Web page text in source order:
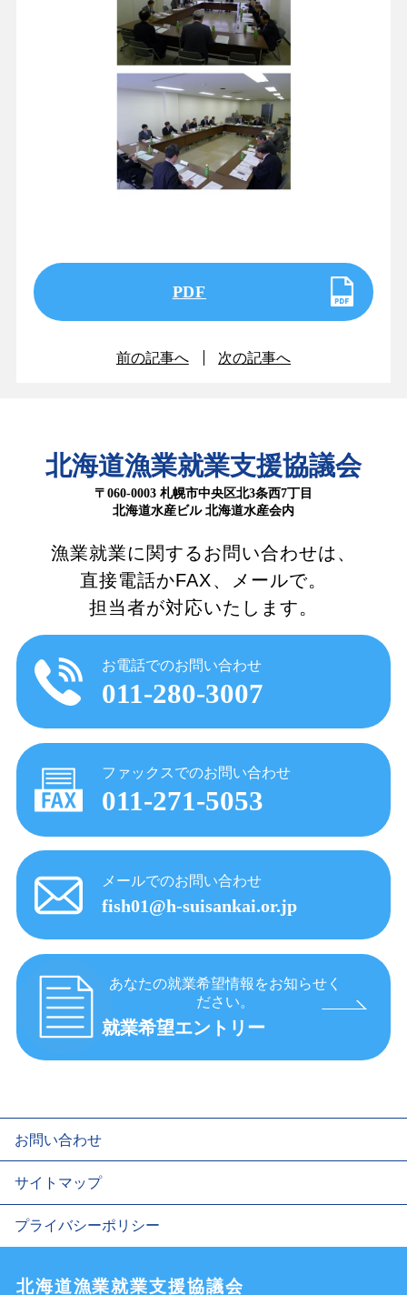
PDF
前の記事へ 次の記事へ
北海道漁業就業支援協議会
〒060-0003 札幌市中央区北3条西7丁目
北海道水産ビル 北海道水産会内
漁業就業に関するお問い合わせは、
直接電話かFAX、メールで。
担当者が対応いたします。
お電話でのお問い合わせ
011-280-3007
ファックスでのお問い合わせ
011-271-5053
メールでのお問い合わせ
fish01@h-suisankai.or.jp
あなたの就業希望情報をお知らせく
ださい。
就業希望エントリー
お問い合わせ
サイトマップ
プライバシーポリシー
北海道漁業就業支援協議会